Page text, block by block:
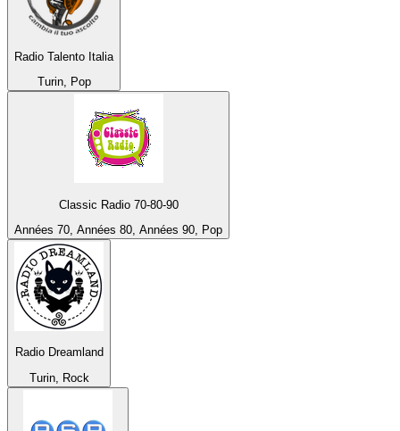
Radio Talento Italia
Turin, Pop
Classic Radio 70-80-90
Années 70, Années 80, Années 90, Pop
Radio Dreamland
Turin, Rock